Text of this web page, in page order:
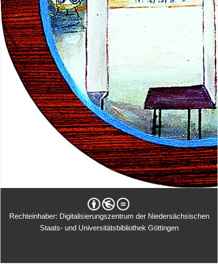
Rechteinhaber: Digitalisierungszentrum der Niedersächsischen
Staats- und Universitätsbibliothek Göttingen